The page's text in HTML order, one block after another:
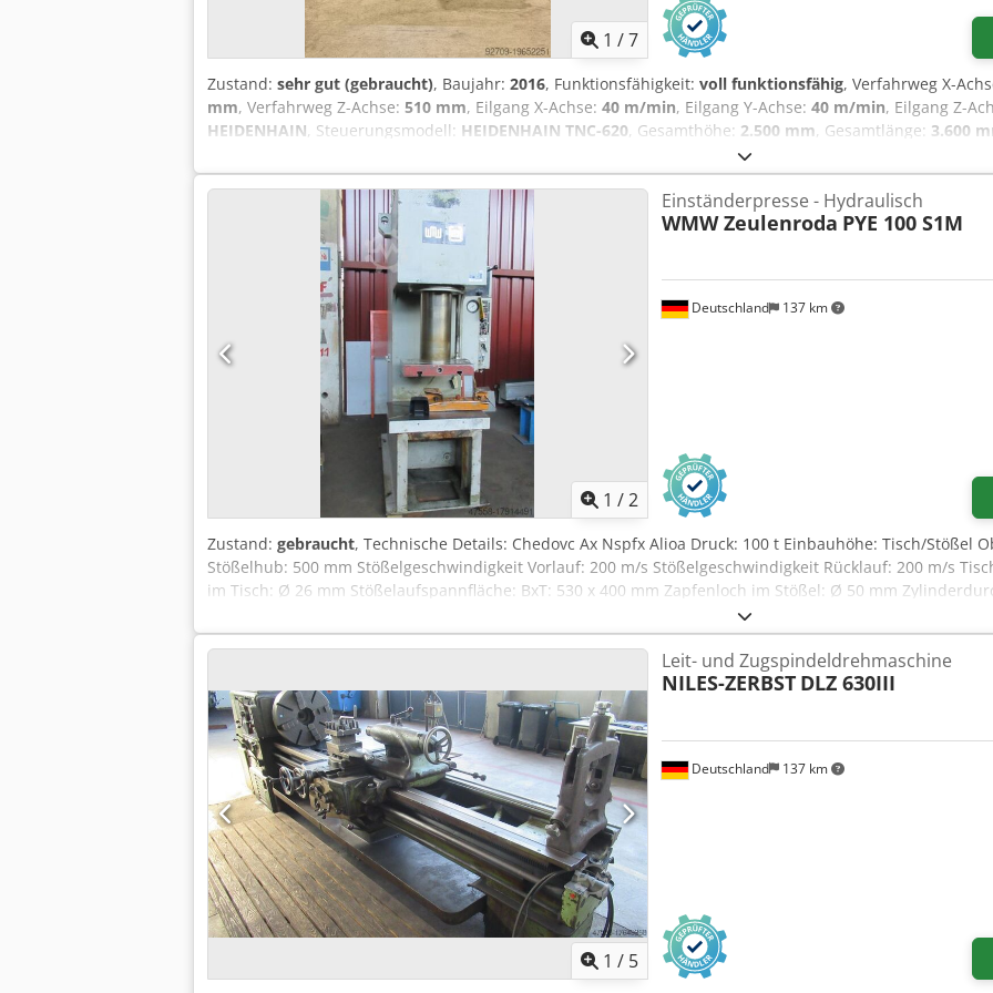
1 /7
Zustand: sehr gut (gebraucht), Baujahr: 2016, Funktionsfähigkeit: voll funktionsfähig, Verfahrweg X-
mm, Verfahrweg Z-Achse: 510 mm, Eilgang X-Achse: 40 m/min, Eilgang Y-Achse: 40 m/min, Eilgang Z-
HEIDENHAIN, Steuerungsmodell: HEIDENHAIN TNC-620, Gesamthöhe: 2.500 mm, Gesamtlänge: 3.600
, Gesamtgewicht:
Spindeldrehzahl (max.):12.000 U/min, Kühlmittelzufuhr:20 bar, Spindelnase:ISO 40, Anzahl der
Werkzeugmagazin:
, Werkzeuglänge:300 mm , Werkzeugdurchmesser:80 mm, Werkzeuggewicht:
Dokumentation/Handbuch, Drehzahl stufenlos einstellbar, Späneförderer, Gebrauchtes vertikales
4500" mit Heidenhain TNC-620 CNC-Steuerung Chsdpfow D Dy Nsx Alioa
1 /2
Deutschland 137 km
Einständerpresse - Hydraulisch
WMW Zeulenroda PYE 100 S1M
Zustand: gebraucht, Technische Details: Chedovc Ax Nspfx Alioa Druck: 100 t Einbauhöhe: Tisch/Stößel
Stößelhub: 500 mm Stößelgeschwindigkeit Vorlauf: 200 m/s Stößelgeschwindigkeit Rücklauf: 200 m/s
im Tisch: Ø 26 mm Stößelaufspannfläche: BxT: 530 x 400 mm Zapfenloch im Stößel: Ø 50 mm
720 mm Gesamtleistungsbedarf: 17,0 kW Maschinengewicht ca.: 5,5 t Abmessung Maschine ca. LxBxH: 1,8
1 / 5
Deutschland 137 km
Leit- und Zugspindeldrehmaschine
NILES-ZERBST DLZ 630III